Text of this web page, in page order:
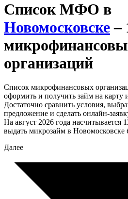
Список МФО в
Новомосковске–
организаций
Список микрофинансовых
оформить и получить займ на карту
Достаточно сравнить условия,
предложение и сделать онлайн-
На август 2026 года насчитывается
выдать микрозайм в Новомосковске
Далее